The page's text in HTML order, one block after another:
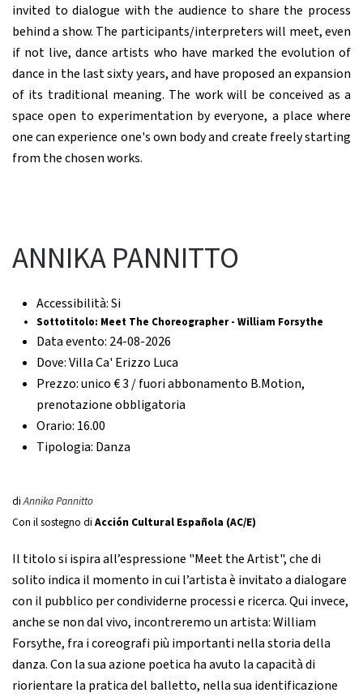
invited to dialogue with the audience to share the process
behind a show. The participants/interpreters will meet, even
if not live, dance artists who have marked the evolution of
dance in the last sixty years, and have proposed an expansion
of its traditional meaning. The work will be conceived as a
space open to experimentation by everyone, a place where
one can experience one's own body and create freely starting
from the chosen works.
ANNIKA PANNITTO
Accessibilità:Si
Sottotitolo: Meet The Choreographer - William Forsythe
Data evento: 24-08-2026
Dove:Villa Ca' Erizzo Luca
Prezzo:unico € 3 / fuori abbonamento B.Motion,
prenotazione obbligatoria
Orario: 16.00
Tipologia: Danza
diAnnika Pannitto
Con il sostegno di Acción Cultural Española (AC/E)
Il titolo si ispira all’espressione "Meet the Artist", che di
solito indica il momento in cui l’artista è invitato a dialogare
con il pubblico per condividerne processi e ricerca. Qui invece,
anche se non dal vivo, incontreremo un artista: William
Forsythe, fra i coreografi più importanti nella storia della
danza. Con la sua azione poetica ha avuto la capacità di
riorientare la pratica del balletto, nella sua identificazione